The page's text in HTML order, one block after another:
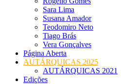
Sara Lima
Susana Amador
Teodomiro Neto
Tiago Brás
Vera Gonçalves
Página Aberta
AUTÁRQUICAS 2025
AUTÁRQUICAS 2021
Edições